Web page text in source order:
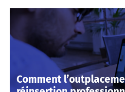
Comment